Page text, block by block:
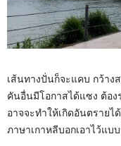
เส้นทางปั่นก็จะแคบ กว้าง
คันอื่นมีโอกาสได้แซง ต้อง
อาจจะทำให้เกิดอันตราย
ภาษาเกาหลีบอกเอาไว้แบ